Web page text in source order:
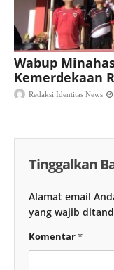
Wabup
Kemerdekaan
Redaksi Identitas News
Tinggalkan
Alamat email
yang wajib
Komentar*